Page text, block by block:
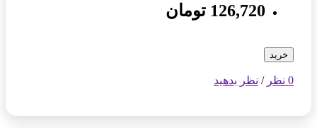
126,720 تومان
خرید
0 نظر / نظر بدهید